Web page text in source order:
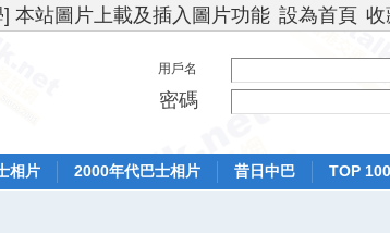
] 本站圖片上載及插入圖片功能 設為首頁 收
用戶名
密碼
相片 2000年代巴士相片 昔日中巴 TOP